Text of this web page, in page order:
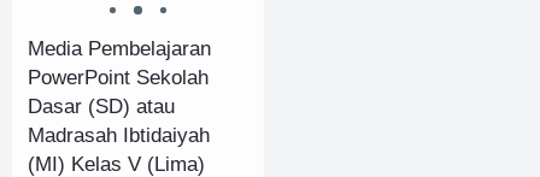
Media Pembelajaran
PowerPoint Sekolah
Dasar (SD) atau
Madrasah Ibtidaiyah
(MI) Kelas V (Lima)